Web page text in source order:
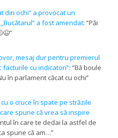
din ochi” a provocat un
a fost amendat: “Păi
”
mesaj dur pentru premierul
facturile cu indicatori”: “Bă boule
în parlament căcat cu ochi”
o cruce în spate pe străzile
spune că vrea să inspire
în care te dedai la astfel de
spune că am…”